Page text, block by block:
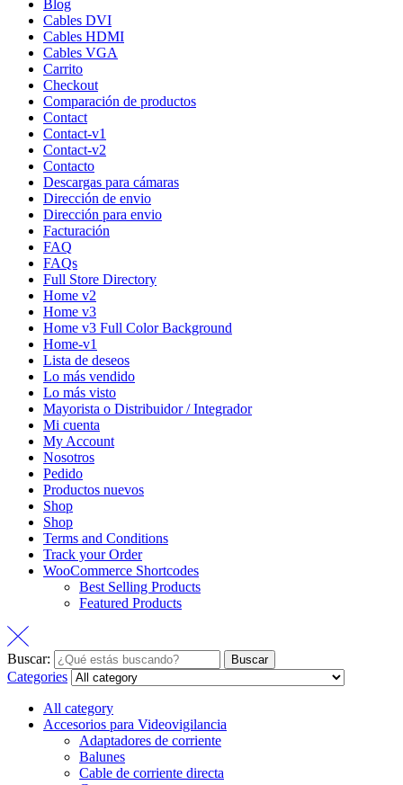
Blog
Cables DVI
Cables HDMI
Cables VGA
Carrito
Checkout
Comparación de productos
Contact
Contact-v1
Contact-v2
Contacto
Descargas para cámaras
Dirección de envio
Dirección para envio
Facturación
FAQ
FAQs
Full Store Directory
Home v2
Home v3
Home v3 Full Color Background
Home-v1
Lista de deseos
Lo más vendido
Lo más visto
Mayorista o Distribuidor / Integrador
Mi cuenta
My Account
Nosotros
Pedido
Productos nuevos
Shop
Shop
Terms and Conditions
Track your Order
WooCommerce Shortcodes
Best Selling Products
Featured Products
Buscar: Buscar
Categories
All category
Accesorios para Videovigilancia
Adaptadores de corriente
Balunes
Cable de corriente directa